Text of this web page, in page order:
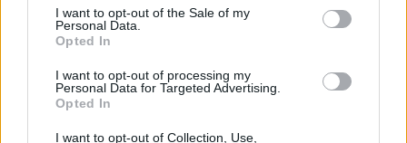
consent section.
I want to opt-out of the Sale of my
Personal Data.
Opted In
I want to opt-out of processing my
Personal Data for Targeted Advertising.
Opted In
I want to opt-out of Collection, Use,
megválaszolásra váró kérdések végig ott
sorakoznak a regény folyamán, mint a
hovatartozás a holokauszt árnyékában, az
identitás égető problémája, döntés a
szerelem két fajtája között és a